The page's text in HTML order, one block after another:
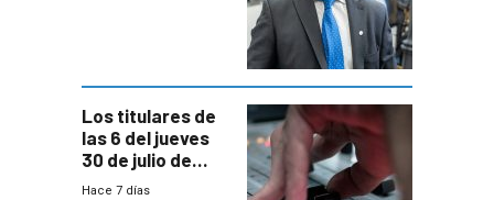
Los titulares de
las 6 del jueves
30 de julio de
2026
Hace 7 días